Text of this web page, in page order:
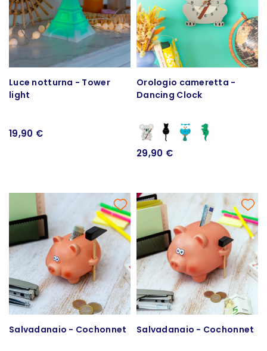
Luce notturna - Tower
light
19,90 €
Orologio cameretta -
Dancing Clock
29,90 €
Salvadanaio - Cochonnet Salvadanaio - Cochonnet